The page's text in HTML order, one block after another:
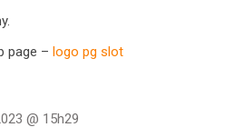
page – logo pg slot
@ 15h29